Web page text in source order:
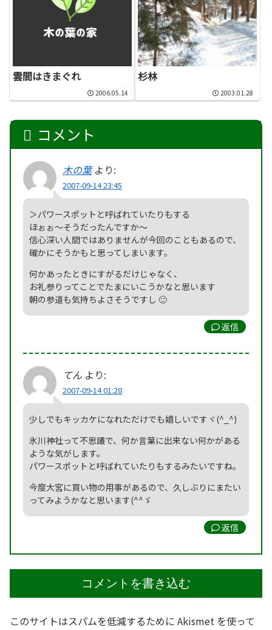
雲間はきまぐれ
2006.05.14
杉林
2003.01.28
コメント
木の葉 より:
2007-09-14 23:45
＞パワースポットと呼ばれていたりもする
ほぉぉ～そうだったんですか～
信心深い人間ではありませんが今回のこともあるので、
確かにそうかもと思ってしまいます。
何かあったときにすがるだけじゃなく、
お礼参りってことでたまにいこうかなと思います
朝の参道も気持ちよさそうですし 🙂
返信
てん より:
2007-09-14 01:28
少しでもキッカケになれただけでも嬉しいですヾ(^_^)
氷川神社って不思議で、何か言葉に出来ない何かがある
ような気がします。
パワースポットと呼ばれていたりもするみたいですね。
今度大宮に買い物の用事があるので、久しぶりにまたい
ってみようかなと思います(^^ゞ
返信
コメントを書き込む
このサイトはスパムを低減するために Akismet を使って